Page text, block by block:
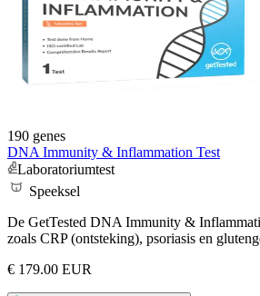
190 genes
DNA Immunity & Inflammation Test
Laboratoriumtest
Speeksel
De GetTested DNA Immunity &
zoals CRP (ontsteking), psoriasis en
€ 179.00 EUR